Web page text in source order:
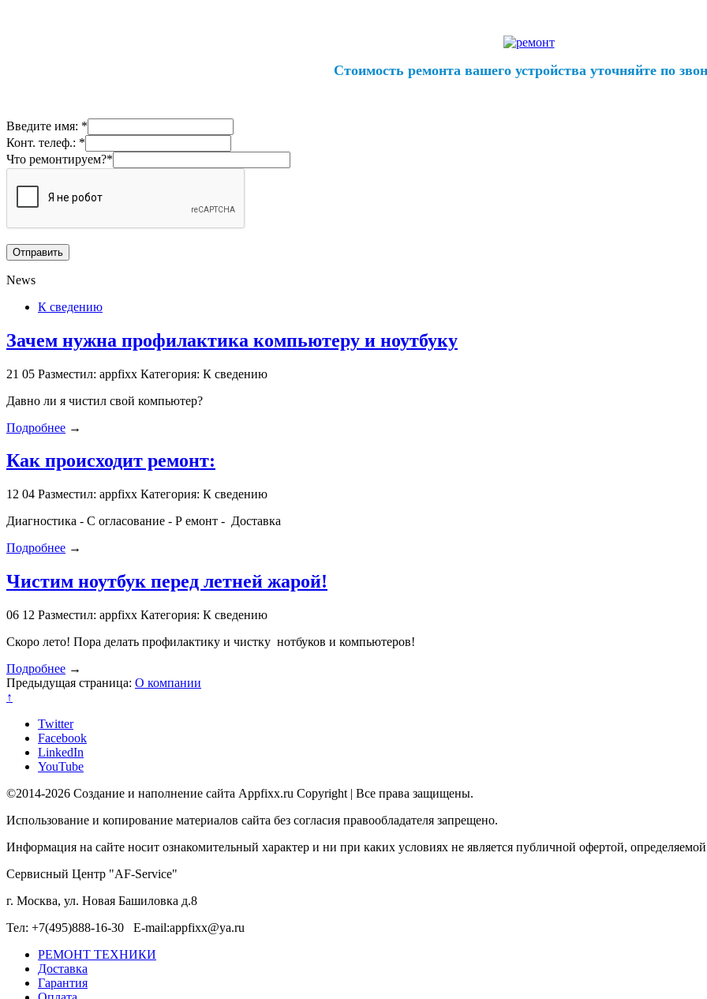
Стоимость ремонта вашего устройства уточняйте по
Введите имя: *
Конт. телеф.: *
Что ремонтируем?*
News
К сведению
Зачем нужна профилактика компьютеру и ноутбуку
21 05 Разместил: appfixx Категория: К сведению
Давно ли я чистил свой компьютер?
Подробнее →
Как происходит ремонт:
12 04 Разместил: appfixx Категория: К сведению
Диагностика - С огласование - Р емонт - Доставка
Подробнее →
Чистим ноутбук перед летней жарой!
06 12 Разместил: appfixx Категория: К сведению
Скоро лето! Пора делать профилактику и чистку нотбуков и компьютеров!
Подробнее →
Предыдущая страница: О компании
↑
Twitter
Facebook
LinkedIn
YouTube
©2014-2026 Создание и наполнение сайта Appfixx.ru Copyright | Все права защищены.
Использование и копирование материалов сайта без согласия правообладателя запрещено.
Информация на сайте носит ознакомительный характер и ни при каких условиях не является публичной офертой,
Сервисный Центр "AF-Service"
г. Москва, ул. Новая Башиловка д.8
Тел: +7(495)888-16-30 E-mail:appfixx@ya.ru
РЕМОНТ ТЕХНИКИ
Доставка
Гарантия